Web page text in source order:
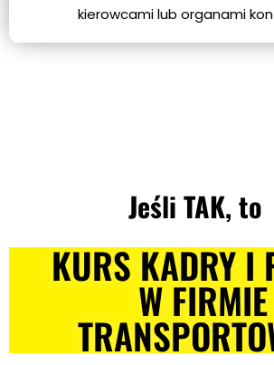
kierowcami lub organami
Jeśli TAK, to
KURS KADRY I
W FIRMIE